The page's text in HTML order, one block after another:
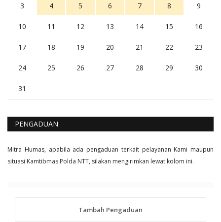
3 4 5 6 7 8 9
10 11 12 13 14 15 16
17 18 19 20 21 22 23
24 25 26 27 28 29 30
31
PENGADUAN
Mitra Humas, apabila ada pengaduan terkait pelayanan Kami maupun
situasi Kamtibmas Polda NTT, silakan mengirimkan lewat kolom ini.
Tambah Pengaduan